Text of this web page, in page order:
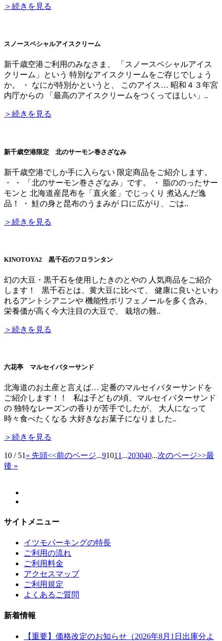
＞続きを見る
スノースペシャルアイスクリーム
新千歳空港ご利用のみなさま、 「スノースペシャルアイス
クリーム」という 特別なアイスクリームをご存じでしょう
か。 ・ なにが特別かというと、 このアイス… 昭和４３年宮
内庁からの 「最高のアイスクリームをつくってほしい」..
＞続きを見る
新千歳空港限定 北のサーモン巻さざなみ
新千歳空港でしか手に入らない 限定商品をご紹介します。
・ ・ 「北のサーモン巻さざなみ」です。 ・ 脂ののったサー
モンと 北海道産昆布を「直火釜」でじっくり 煮込んだ逸
品！ ・ 鮭の身と昆布のうまみが 口に広がり、ごは..
＞続きを見る
KINOTOYA2 黒千石のフロランタン
幻の大豆・黒千石を使用したきのとやの 人気商品をご紹介
します！ 黒千石とは、黄大豆に比べて、 健康に良いといわ
れるアントシアニンや 機能性ポリフェノールを多く含み、
栄養価が高く今大注目の大豆で、 栽培の難..
＞続きを見る
六花亭 マルセイバターサンド
北海道のお土産と言えば… 定番のマルセイバターサンドを
ご紹介します！！ 私は子どもの頃、マルセイバターサンド
の 独特なレーズンの香りが苦手でしたが、 大人になって
時々食べたくなる 大好きなお菓子になりました..
＞続きを見る
10 / 51« 先頭<<前のページ...91011...203040...次のページ>>最
後 »
サイトメニュー
イツモパーキングの特長
ご利用の流れ
ご利用料金
アクセスマップ
ご利用規定
よくあるご質問
新着情報
【重要】価格改定のお知らせ（2026年8月1日出庫分よ